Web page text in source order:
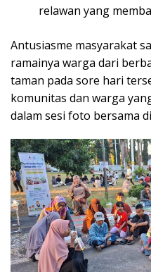
relawan yang
Antusiasme masyarakat
ramainya warga dari
taman pada sore hari
komunitas dan warga
dalam sesi foto bersama